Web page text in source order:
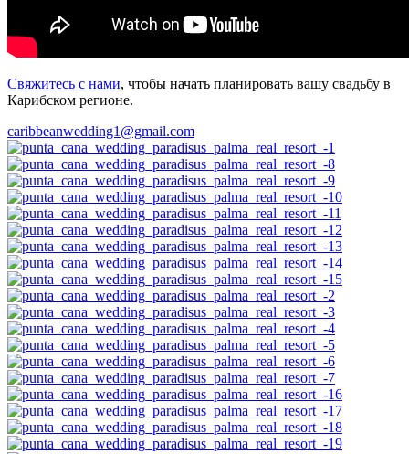
Свяжитесь с нами, чтобы начать планировать вашу свадьбу в
Карибском регионе.
caribbeanwedding1@gmail.com